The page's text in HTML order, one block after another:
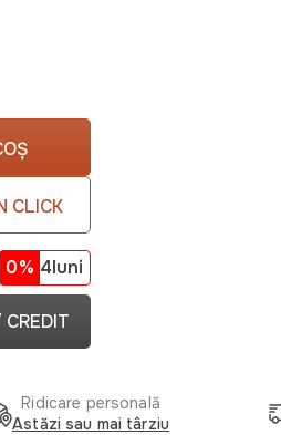
CLICK
0% 4luni
CREDIT
Ridicare personală
Astăzi sau mai târziu